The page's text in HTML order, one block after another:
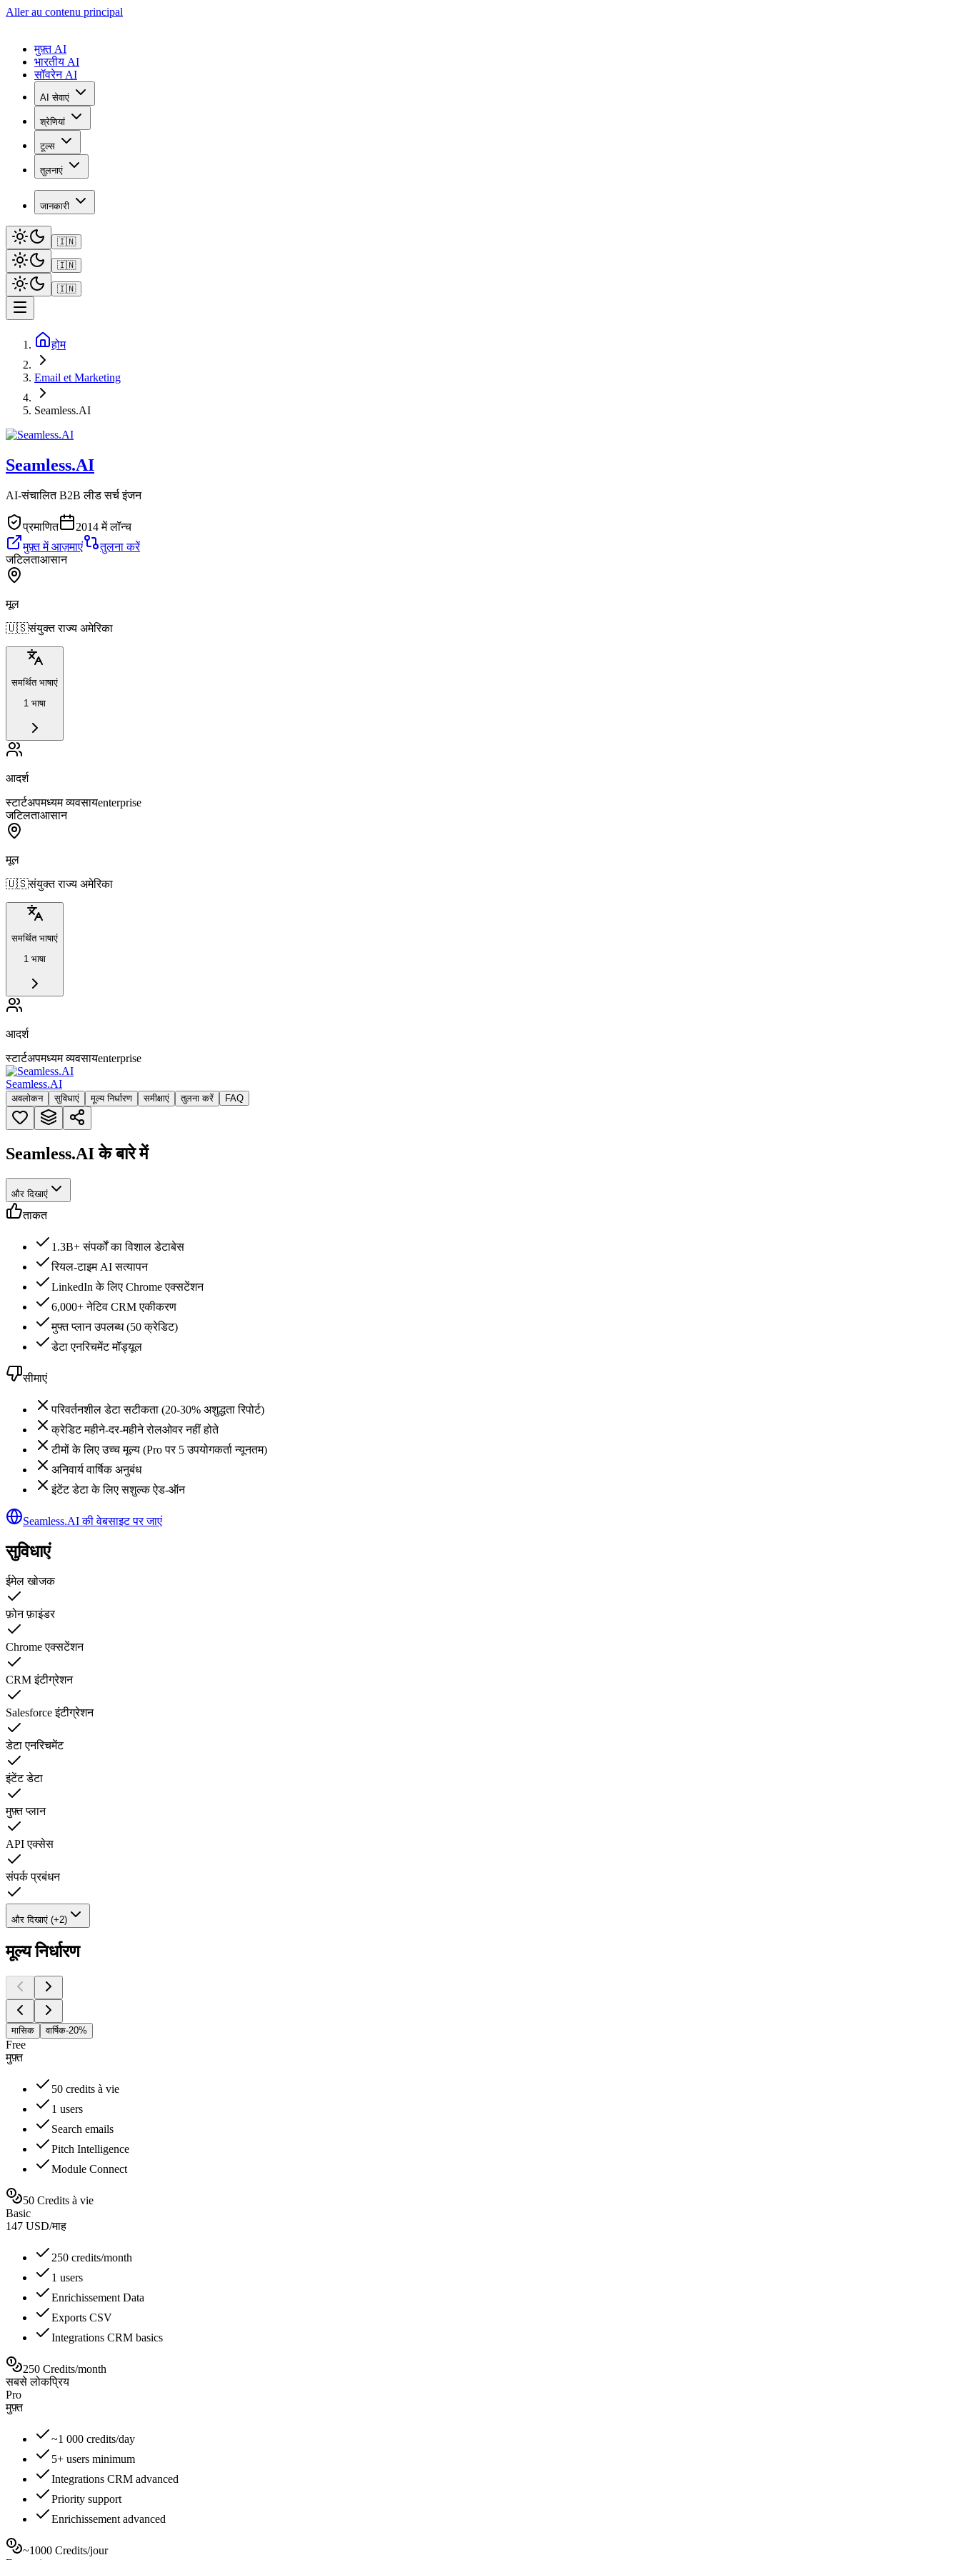
Aller au contenu principal
मुफ़्त AI
भारतीय AI
सॉवरेन AI
AI सेवाएं
श्रेणियां
टूल्स
तुलनाएं
जानकारी
🇮🇳
🇮🇳
🇮🇳
होम
Email et Marketing
Seamless.AI
Seamless.AI
AI-संचालित B2B लीड सर्च इंजन
प्रमाणित
2014 में लॉन्च
मुफ़्त में आज़माएं
तुलना करें
जटिलताआसान
मूल
🇺🇸संयुक्त राज्य अमेरिका
समर्थित भाषाएं
1 भाषा
आदर्श
स्टार्टअपमध्यम व्यवसायenterprise
जटिलताआसान
मूल
🇺🇸संयुक्त राज्य अमेरिका
समर्थित भाषाएं
1 भाषा
आदर्श
स्टार्टअपमध्यम व्यवसायenterprise
Seamless.AI
अवलोकन सुविधाएं मूल्य निर्धारण समीक्षाएं तुलना करें FAQ
Seamless.AI के बारे में
और दिखाएं
ताकत
1.3B+ संपर्कों का विशाल डेटाबेस
रियल-टाइम AI सत्यापन
LinkedIn के लिए Chrome एक्सटेंशन
6,000+ नेटिव CRM एकीकरण
मुफ्त प्लान उपलब्ध (50 क्रेडिट)
डेटा एनरिचमेंट मॉड्यूल
सीमाएं
परिवर्तनशील डेटा सटीकता (20-30% अशुद्धता रिपोर्ट)
क्रेडिट महीने-दर-महीने रोलओवर नहीं होते
टीमों के लिए उच्च मूल्य (Pro पर 5 उपयोगकर्ता न्यूनतम)
अनिवार्य वार्षिक अनुबंध
इंटेंट डेटा के लिए सशुल्क ऐड-ऑन
Seamless.AI की वेबसाइट पर जाएं
सुविधाएं
ईमेल खोजक
फ़ोन फ़ाइंडर
Chrome एक्सटेंशन
CRM इंटीग्रेशन
Salesforce इंटीग्रेशन
डेटा एनरिचमेंट
इंटेंट डेटा
मुफ़्त प्लान
API एक्सेस
संपर्क प्रबंधन
और दिखाएं (+2)
मूल्य निर्धारण
मासिक वार्षिक-20%
Free
मुफ़्त
50 credits à vie
1 users
Search emails
Pitch Intelligence
Module Connect
50 Credits à vie
Basic
147 USD/माह
250 credits/month
1 users
Enrichissement Data
Exports CSV
Integrations CRM basics
250 Credits/month
सबसे लोकप्रिय
Pro
मुफ़्त
~1 000 credits/day
5+ users minimum
Integrations CRM advanced
Priority support
Enrichissement advanced
~1000 Credits/jour